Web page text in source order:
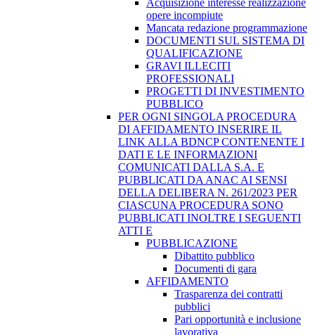
Acquisizione interesse realizzazione
opere incompiute
Mancata redazione programmazione
DOCUMENTI SUL SISTEMA DI
QUALIFICAZIONE
GRAVI ILLECITI
PROFESSIONALI
PROGETTI DI INVESTIMENTO
PUBBLICO
PER OGNI SINGOLA PROCEDURA
DI AFFIDAMENTO INSERIRE IL
LINK ALLA BDNCP CONTENENTE I
DATI E LE INFORMAZIONI
COMUNICATI DALLA S.A. E
PUBBLICATI DA ANAC AI SENSI
DELLA DELIBERA N. 261/2023 PER
CIASCUNA PROCEDURA SONO
PUBBLICATI INOLTRE I SEGUENTI
ATTI E
PUBBLICAZIONE
Dibattito pubblico
Documenti di gara
AFFIDAMENTO
Trasparenza dei contratti
pubblici
Pari opportunità e inclusione
lavorativa